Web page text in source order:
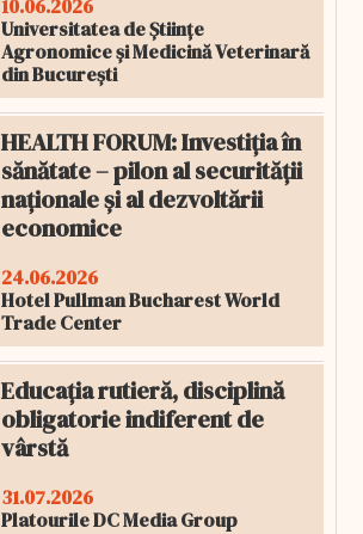
10.06.2026
Universitatea de Științe
Agronomice și Medicină Veterinară
din București
HEALTH FORUM: Investiția în
sănătate – pilon al securității
naționale și al dezvoltării
economice
24.06.2026
Hotel Pullman Bucharest World
Trade Center
Educația rutieră, disciplină
obligatorie indiferent de
vârstă
31.07.2026
Platourile DC Media Group